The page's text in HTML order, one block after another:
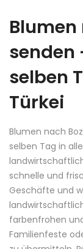
Blumen
senden
selben
Türkei
Blumen nach
selben Tag in
schnelle und
Geschäfte und
farbenfrohen
Familienfeste